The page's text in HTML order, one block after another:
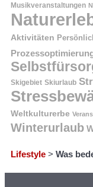
Musikveranstaltungen
Aktivitäten
Skigebiet Skiurlaub
Weltkulturerbe
Winterurlaub
Lifestyle > Was